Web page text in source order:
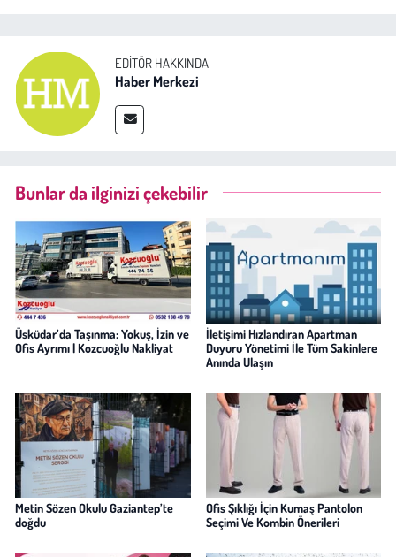
EDITÖR HAKKINDA
Haber Merkezi
Bunlar da ilginizi çekebilir
Üsküdar’da Taşınma: Yokuş, İzin ve
Ofis Ayrımı | Kozcuoğlu Nakliyat
İletişimi Hızlandıran Apartman
Duyuru Yönetimi İle Tüm Sakinlere
Anında Ulaşın
Metin Sözen Okulu Gaziantep’te
doğdu
Ofis Şıklığı İçin Kumaş Pantolon
Seçimi Ve Kombin Önerileri